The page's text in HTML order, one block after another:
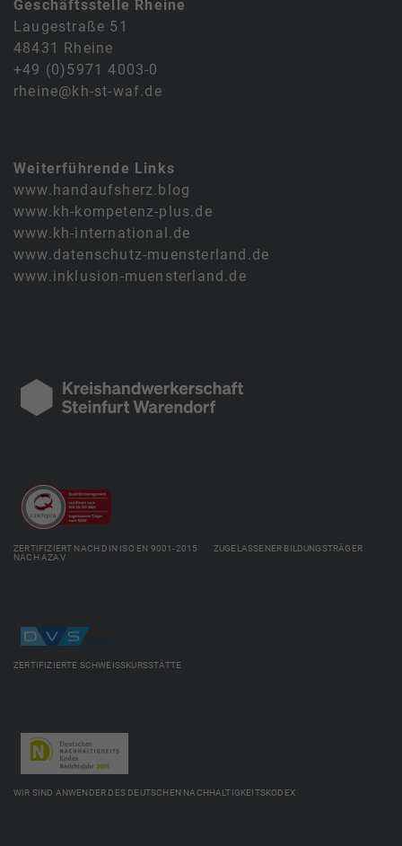
Geschäftsstelle Rheine
Laugestraße 51
48431 Rheine
+49 (0)5971 4003-0
rheine@kh-st-waf.de
Weiterführende Links
www.handaufsherz.blog
www.kh-kompetenz-plus.de
www.kh-international.de
www.datenschutz-muensterland.de
www.inklusion-muensterland.de
ZERTIFIZIERT NACH DIN ISO EN 9001-2015 ZUGELASSENER BILDUNGSTRÄGER
NACH AZAV
ZERTIFIZIERTE SCHWEISSKURSSTÄTTE
WIR SIND ANWENDER DES DEUTSCHEN NACHHALTIGKEITSKODEX